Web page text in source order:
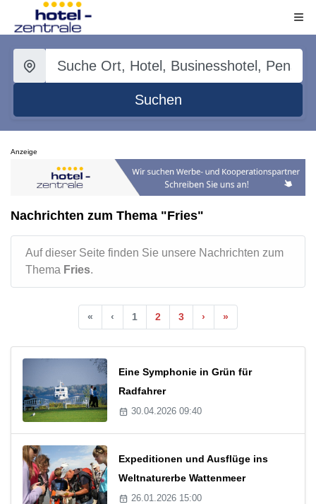
Suchen
Anzeige
Nachrichten zum Thema "Fries"
Auf dieser Seite finden Sie unsere Nachrichten zum
Thema Fries.
« ‹ 1 2 3 › »
Eine Symphonie in Grün für
Radfahrer
30.04.2026 09:40
Expeditionen und Ausflüge ins
Weltnaturerbe Wattenmeer
26.01.2026 15:00